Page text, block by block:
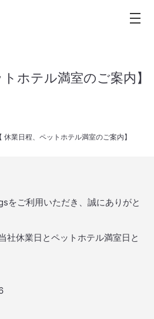
トホテル満室のご案内】
【 休業日程、ペットホテル満室のご案内】
をご利用いただき、誠にありがと
社休業日とペットホテル満室日と